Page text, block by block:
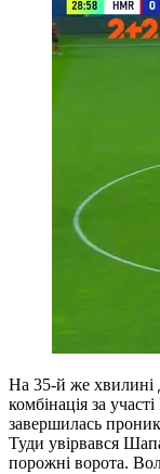
На 35-й же хвилині
комбінація за
завершилась
Туди увірвався
порожні ворота.